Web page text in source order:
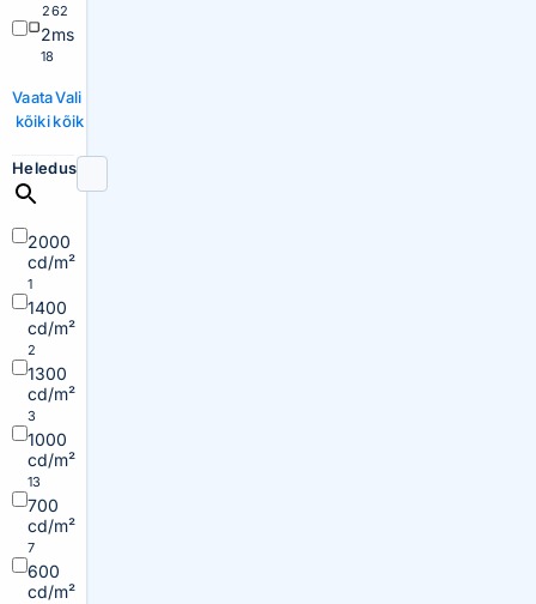
262
2ms
18
Vaata
kõiki
Vali
kõik
Heledus
2000
cd/m²
1
1400
cd/m²
2
1300
cd/m²
3
1000
cd/m²
13
700
cd/m²
7
600
cd/m²